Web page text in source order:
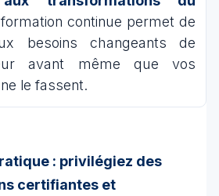
continue permet de
besoins changeants de
avant même que vos
le fassent.
: privilégiez des
certifiantes et